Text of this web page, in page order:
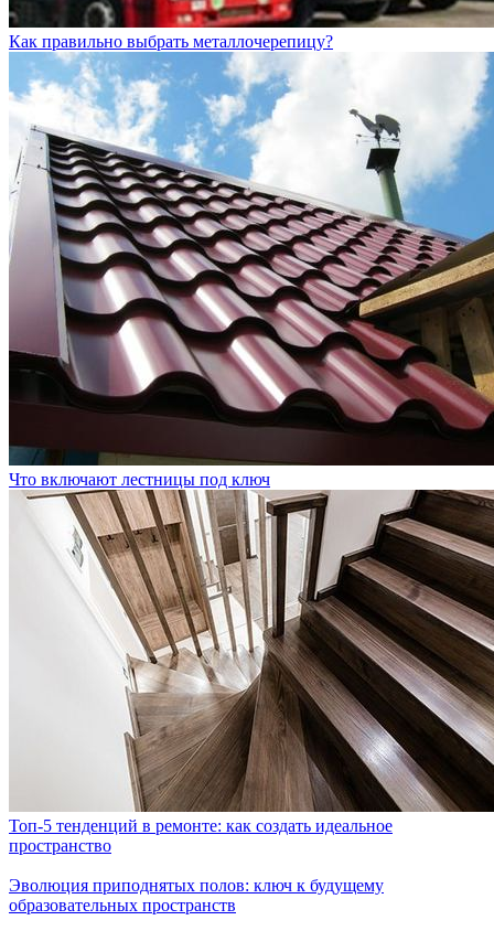
Как правильно выбрать металлочерепицу?
Что включают лестницы под ключ
Топ-5 тенденций в ремонте: как создать идеальное
пространство
Эволюция приподнятых полов: ключ к будущему
образовательных пространств